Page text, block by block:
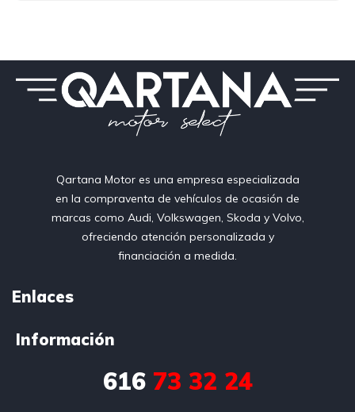
Qartana Motor es una empresa especializada
en la compraventa de vehículos de ocasión de
marcas como Audi, Volkswagen, Skoda y Volvo,
ofreciendo atención personalizada y
financiación a medida.
Enlaces
Información
61673 32 24